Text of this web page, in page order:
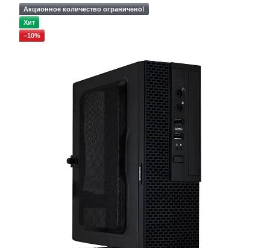
Акционное количество ограничено!
Хит
−10%